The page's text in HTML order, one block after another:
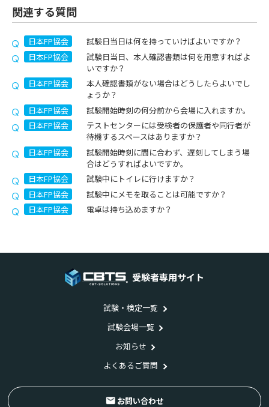
関連する質問
日本FP協会
試験日当日は何を持っていけばよいですか？
日本FP協会
試験日当日、本人確認書類は何を用意すればよ
いですか？
日本FP協会
本人確認書類がない場合はどうしたらよいでし
ょうか？
日本FP協会
試験開始時刻の何分前から会場に入れますか。
日本FP協会
テストセンターには受検者の保護者や同行者が
待機するスペースはありますか？
日本FP協会
試験開始時刻に間に合わず、遅刻してしまう場
合はどうすればよいですか。
日本FP協会
試験中にトイレに行けますか？
日本FP協会
試験中にメモを取ることは可能ですか？
日本FP協会
電卓は持ち込めますか？
受験者専用サイト
試験・検定一覧
試験会場一覧
お知らせ
よくあるご質問
お問い合わせ